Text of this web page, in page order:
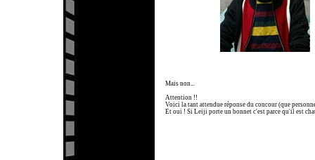
Mais non...
Attention !!
Voici la tant attendue réponse du concour (que
Et oui ! Si Leiji porte un bonnet c'est parce qu'il est